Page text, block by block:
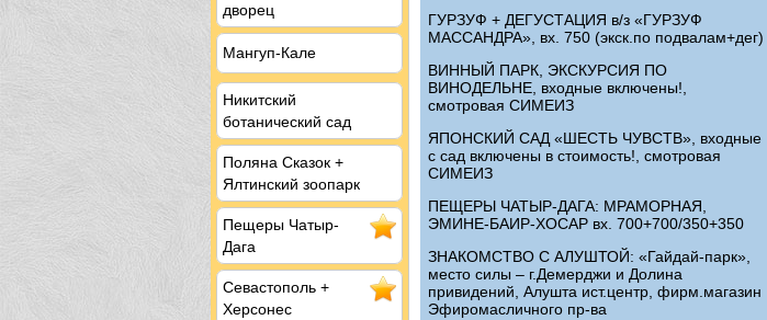
дворец
Мангуп-Кале
Никитский
ботанический сад
Поляна Сказок +
Ялтинский зоопарк
Пещеры Чатыр-
Дага
Севастополь +
Херсонес
ГУРЗУФ + ДЕГУСТАЦИЯ в/з «ГУРЗУФ
МАССАНДРА», вх. 750 (экск.по подвалам+дег)
ВИННЫЙ ПАРК, ЭКСКУРСИЯ ПО
ВИНОДЕЛЬНЕ, входные включены!,
смотровая СИМЕИЗ
ЯПОНСКИЙ САД «ШЕСТЬ ЧУВСТВ», входные
с сад включены в стоимость!, смотровая
СИМЕИЗ
ПЕЩЕРЫ ЧАТЫР-ДАГА: МРАМОРНАЯ,
ЭМИНЕ-БАИР-ХОСАР вх. 700+700/350+350
ЗНАКОМСТВО С АЛУШТОЙ: «Гайдай-парк»,
место силы – г.Демерджи и Долина
привидений, Алушта ист.центр, фирм.магазин
Эфиромасличного пр-ва